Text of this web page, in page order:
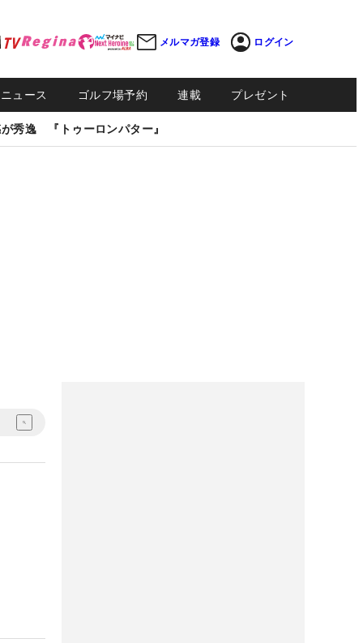
メルマガ登録 ログイン
ュース ゴルフ場予約 連載 プレゼント
秀逸 『トゥーロンパター』